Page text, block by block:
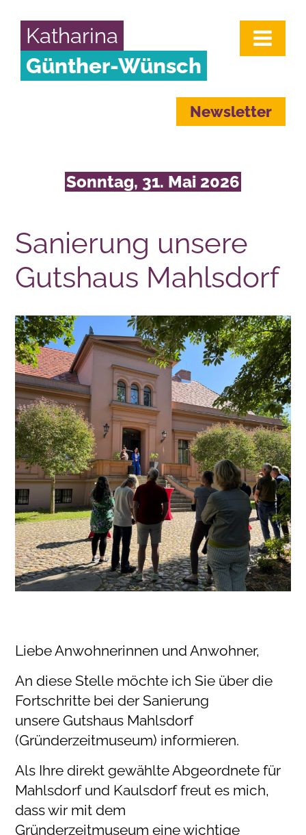
Katharina
Günther-Wünsch
Newsletter
Sonntag, 31. Mai 2026
Sanierung unsere
Gutshaus Mahlsdorf
Liebe Anwohnerinnen und Anwohner,
An diese Stelle möchte ich Sie über die
Fortschritte bei der Sanierung
unsere Gutshaus Mahlsdorf
(Gründerzeitmuseum) informieren.
Als Ihre direkt gewählte Abgeordnete für
Mahlsdorf und Kaulsdorf freut es mich,
dass wir mit dem
Gründerzeitmuseum eine wichtige